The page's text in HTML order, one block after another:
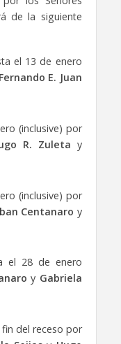
de la siguiente
el 13 de enero
Fernando E. Juan
(inclusive) por
R. Zuleta y
(inclusive) por
Centanaro y
el 28 de enero
y Gabriela
del receso por